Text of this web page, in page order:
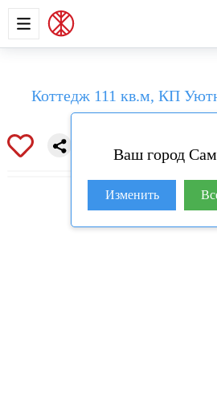
НОВОСТРОЙКИ
Ваш город
Изменить
Коттедж 111 кв.м, КП